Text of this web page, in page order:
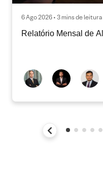
6 Ago 2026 • 3 mins de leitura
Relatório Mensal de